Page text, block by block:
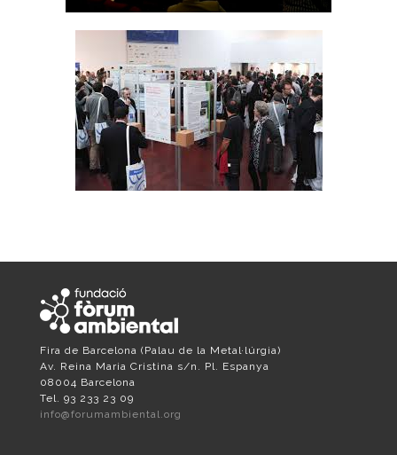
Fira de Barcelona (Palau de la Metal·lúrgia)
Av. Reina Maria Cristina s/n. Pl. Espanya
08004 Barcelona
Tel. 93 233 23 09
info@forumambiental.org